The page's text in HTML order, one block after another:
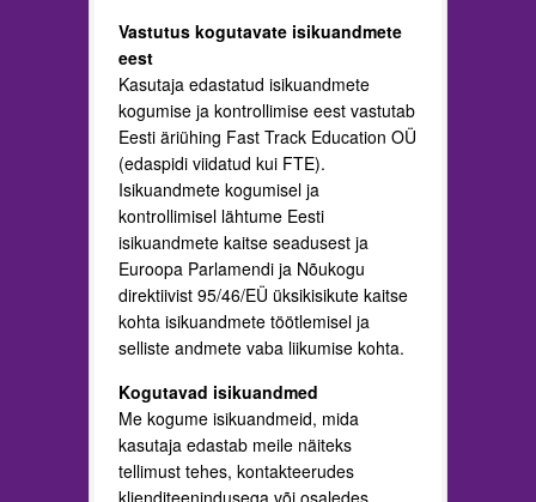
Vastutus kogutavate isikuandmete
eest
Kasutaja edastatud isikuandmete
kogumise ja kontrollimise eest vastutab
Eesti äriühing Fast Track Education OÜ
(edaspidi viidatud kui FTE).
Isikuandmete kogumisel ja
kontrollimisel lähtume Eesti
isikuandmete kaitse seadusest ja
Euroopa Parlamendi ja Nõukogu
direktiivist 95/46/EÜ üksikisikute kaitse
kohta isikuandmete töötlemisel ja
selliste andmete vaba liikumise kohta.
Kogutavad isikuandmed
Me kogume isikuandmeid, mida
kasutaja edastab meile näiteks
tellimust tehes, kontakteerudes